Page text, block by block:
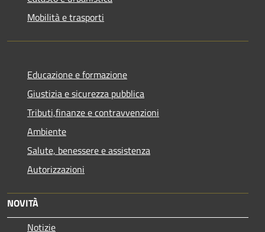
Mobilità e trasporti
Educazione e formazione
Giustizia e sicurezza pubblica
Tributi,finanze e contravvenzioni
Ambiente
Salute, benessere e assistenza
Autorizzazioni
NOVITÀ
Notizie